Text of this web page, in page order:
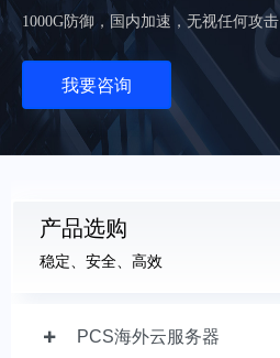
1000G防御，国内加速，无视任何攻击
我要咨询
产品选购
稳定、安全、高效
PCS海外云服务器